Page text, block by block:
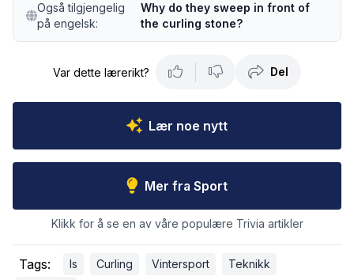
Også tilgjengelig
på engelsk:
Why do they sweep in front of
the curling stone?
Var dette lærerikt? Del
Lær noe nytt
Mer fra Sport
Klikk for å se en av våre populære Trivia artikler
Tags: Is Curling Vintersport
Teknikk